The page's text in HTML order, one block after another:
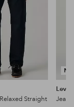
Straight
Levi's